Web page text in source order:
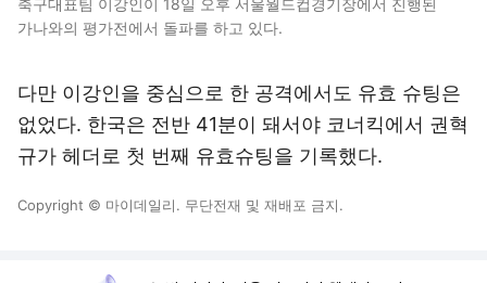
축구대표팀 이강인이 18일 오후 서울월드컵경기장에서 진행된
가나와의 평가전에서 돌파를 하고 있다.
다만 이강인을 중심으로 한 공격에서도 유효 슈팅은
없었다. 한국은 전반 41분이 돼서야 코너킥에서 권혁
규가 헤더로 첫 번째 유효슈팅을 기록했다.
Copyright © 마이데일리. 무단전재 및 재배포 금지.